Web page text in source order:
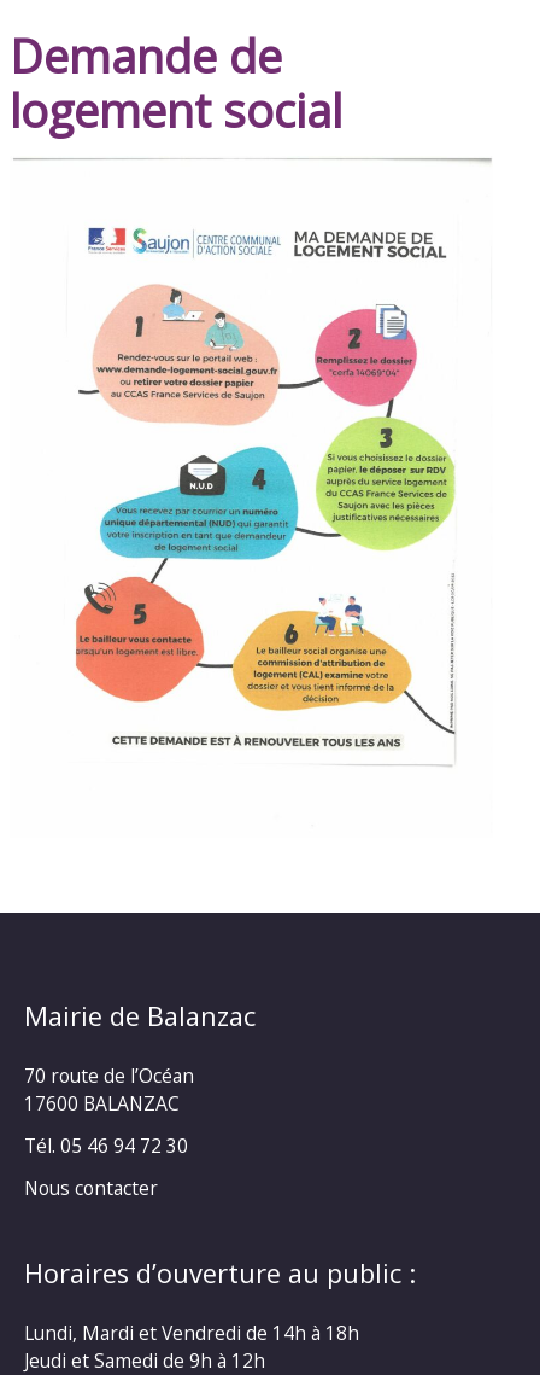
Demande de
logement social
Mairie de Balanzac
70 route de l’Océan
17600 BALANZAC
Tél. 05 46 94 72 30
Nous contacter
Horaires d’ouverture au public :
Lundi, Mardi et Vendredi de 14h à 18h
Jeudi et Samedi de 9h à 12h